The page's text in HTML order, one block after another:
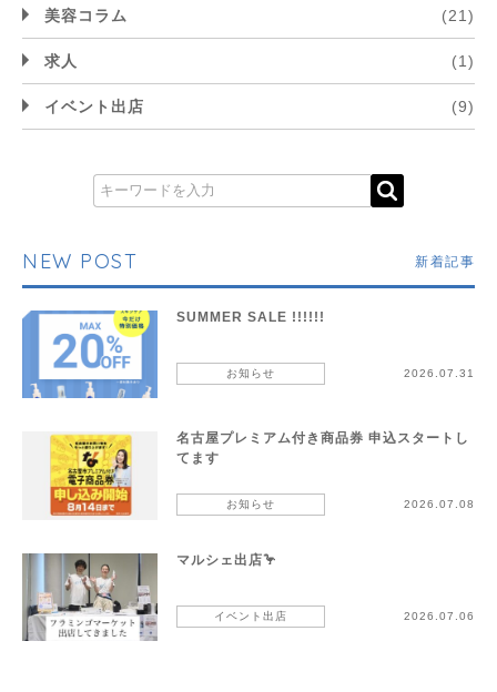
美容コラム (21)
求人 (1)
イベント出店 (9)
NEW POST 新着記事
SUMMER SALE !!!!!!
お知らせ 2026.07.31
名古屋プレミアム付き商品券 申込スタートし
てます
お知らせ 2026.07.08
マルシェ出店🦩
イベント出店 2026.07.06